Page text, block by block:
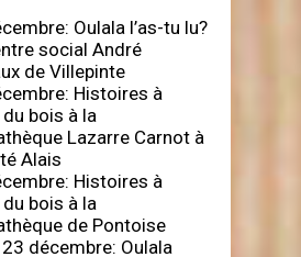
Oulala l’as-tu lu?
social André
de Villepinte
Histoires à
du bois à la
Lazarre Carnot à
Alais
Histoires à
du bois à la
de Pontoise
décembre: Oulala